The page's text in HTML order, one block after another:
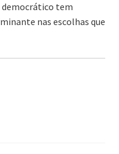
tem
nas escolhas que